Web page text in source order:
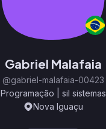
Gabriel Malafaia
@gabriel-malafaia-00423
Programação
sil sistemas
Nova Iguaçu